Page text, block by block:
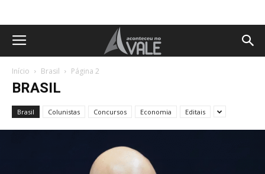
Início Brasil Página 2
BRASIL
Brasil Colunistas Concursos Economia Editais